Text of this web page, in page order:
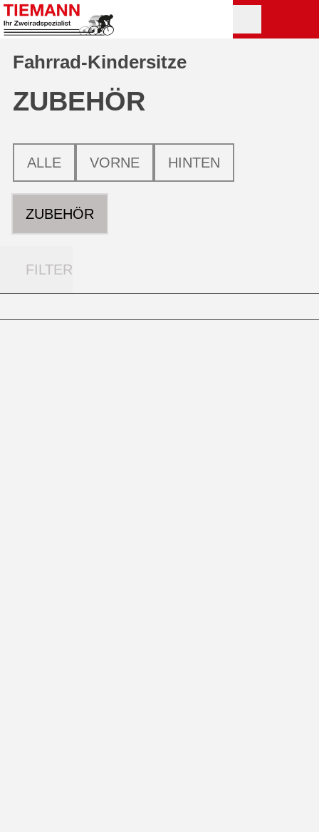
Fahrrad-Kindersitze
ZUBEHÖR
ALLE VORNE HINTEN
ZUBEHÖR
FILTER